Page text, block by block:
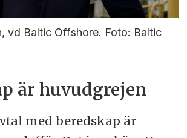
vd Baltic Offshore. Foto: Baltic
är huvudgrejen
med beredskap är